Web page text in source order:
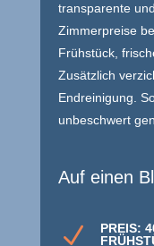
transparente
Zimmerpreise
Frühstück,
Zusätzlich
Endreinigung.
unbeschwert
Auf einen
N
PREIS: